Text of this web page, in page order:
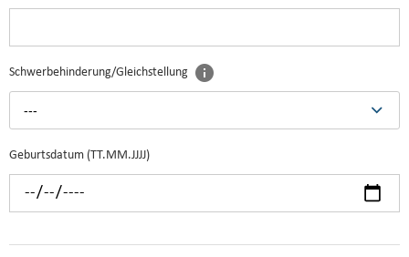
Schwerbehinderung/Gleichstellung
---
Geburtsdatum (TT.MM.JJJJ)